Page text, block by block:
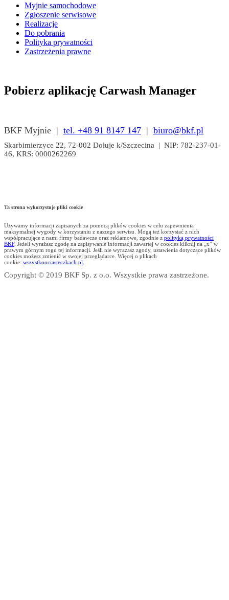
Myjnie samochodowe
Zgłoszenie serwisowe
Realizacje
Do pobrania
Polityka prywatności
Zastrzeżenia prawne
Pobierz aplikację Carwash Manager
BKF Myjnie | tel. +48 91 8147 147 | biuro@bkf.pl
Skarbimierzyce 22, 72-002 Dołuje k/Szczecina | NIP: 782-237-01-
46, KRS: 0000262269
Ta strona wykorzystuje pliki cookie
Używamy informacji zapisanych za pomocą plików cookies w celu zapewnienia
maksymalnej wygody w korzystaniu z naszego serwisu. Mogą też korzystać z nich
współpracujące z nami firmy badawcze oraz reklamowe, zgodnie z polityką prywatności
BKF. Jeżeli wyrażasz zgodę na zapisywanie informacji zawartej w cookies kliknij na „x” w
prawym górnym rogu tej informacji. Jeśli nie wyrażasz zgody, ustawienia dotyczące plików
cookies możesz zmienić w swojej przeglądarce. Więcej o plikach
cookie: wszystkoociasteczkach.pl
Copyright © 2019 BKF Sp. z o.o. Wszystkie prawa zastrzeżone.